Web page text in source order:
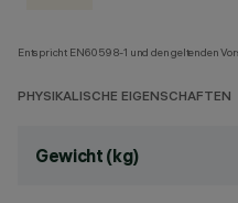
Entspricht EN60598-1 und den geltenden
PHYSIKALISCHE EIGENSCHAFTEN
Gewicht (kg)